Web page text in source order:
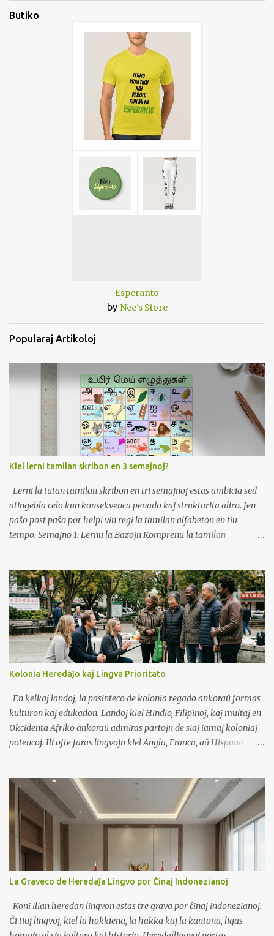
Butiko
Esperanto
by Nee's Store
Popularaj Artikoloj
Kiel lerni tamilan skribon en 3 semajnoj?
Lerni la tutan tamilan skribon en tri semajnoj estas ambicia sed
atingebla celo kun konsekvenca penado kaj strukturita aliro. Jen
paŝo post paŝo por helpi vin regi la tamilan alfabeton en tiu
tempo: Semajno 1: Lernu la Bazojn Komprenu la tamilan
konsonantoj, ĉar ili formas la fundamenton por kunmetitaj literoj.
Praktiku Skribadon: Skribu ĉiun vokalon kaj konsonanton plurfoje
por konstrui muskolmemoron. Uzu kajeron aŭ ekzercfoliojn por
spuri kaj skribi la literojn. Uzu ekzercokartojn: Kreu
ekzercokartojn por ĉiu vokalo kaj konsonanto. Provu vin ĉiutage
por plifortigi rekonon. Aŭskultu kaj Ripetu: Uzu sonajn rimedojn
por lerni la ĝustan prononcon de ĉiu litero. Ripetu la sonojn laŭte
por plibonigi vian prononcon. Semajno 2: Regu Kunmetitajn
Leterojn Lernu la Regulojn por Kunmetitaj Literoj: Kunmetitaj
literoj estas formitaj per kombinado de vokaloj kaj konsonantoj....
Kolonia Heredaĵo kaj Lingva Prioritato
En kelkaj landoj, la pasinteco de kolonia regado ankoraŭ formas
kulturon kaj edukadon. Landoj kiel Hindio, Filipinoj, kaj multaj en
Okcidenta Afriko ankoraŭ admiras partojn de siaj iamaj koloniaj
potencoj. Ili ofte faras lingvojn kiel Angla, Franca, aŭ Hispana
Afriko, la franca ankoraŭ estas la lingvo de registaro kaj lernejoj,
konsiderata kiel signo de statuso. En Filipinoj, la angla estas forta
en komerco kaj universitatoj, ofte pli grava ol lokaj lingvoj. En
Kameruno, homoj disputas ĉu franca kaj angla devus domini aŭ ĉu
indiĝenaj lingvoj devus ricevi pli da spaco. Avantaĝoj Scii koloniajn
lingvojn helpas en komerco, diplomatio, kaj studado eksterlande.
Paroli ilin povas alporti pli bonajn laborojn kaj pli altan socian
pozicion. Ili donas aliron al multaj libroj, scienco, kaj kulturaj
rimedoj. Malavantaĝoj Lokaj lingvoj povas esti flankenpuŝitaj,
ma...
La Graveco de Heredaĵa Lingvo por Ĉinaj Indonezianoj
Koni ilian heredan lingvon estas tre grava por ĉinaj indonezianoj.
Ĉi tiuj lingvoj, kiel la hokkiena, la hakka kaj la kantona, ligas